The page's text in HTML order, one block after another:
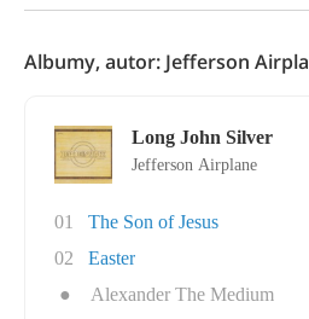
Albumy, autor: Jefferson
Long John Silver
Jefferson Airplane
01
The Son of Jesus
02
Easter
●
Alexander The Medium